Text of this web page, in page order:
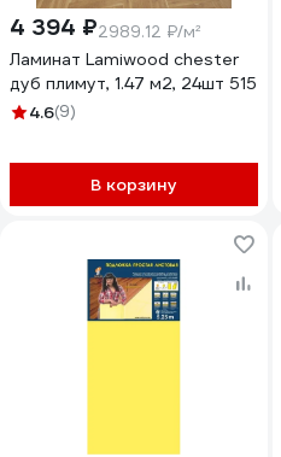
4 394 ₽2989.12 ₽/м²
Ламинат Lamiwood chester
дуб плимут, 1.47 м2, 24шт 515
4.6(9)
В корзину